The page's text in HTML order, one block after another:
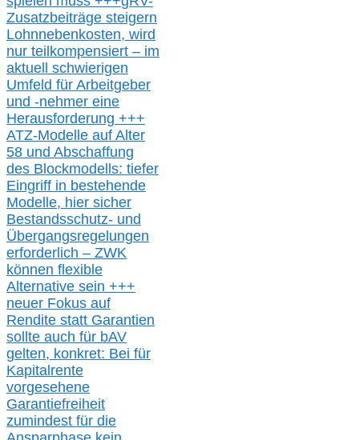
Zusatzbeiträge steigern
Lohnnebenkosten, wird
nur teilkompensiert – im
aktuell schwierigen
Umfeld für Arbeitgeber
und -nehmer eine
Herausforderung +++
ATZ-Modelle auf Alter
58 und Abschaffung
des Blockmodells: tiefer
Eingriff in bestehende
Modelle, hier sicher
Bestandsschutz- und
Übergangsregelungen
erforderlich – ZWK
können flexible
Alternative sein +++
neuer Fokus auf
Rendite statt Garantien
sollte auch für bAV
gelten, konkret: Bei für
Kapitalrente
vorgesehene
Garantiefreiheit
zumindest für die